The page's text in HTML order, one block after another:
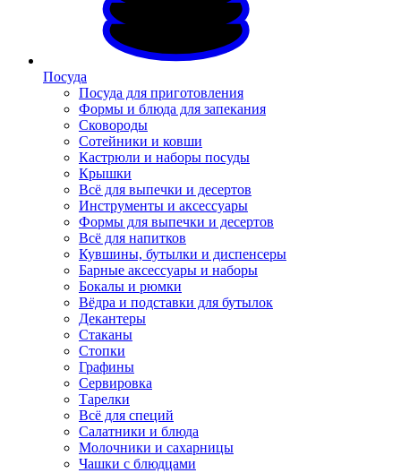
Посуда
Посуда для приготовления
Формы и блюда для запекания
Сковороды
Сотейники и ковши
Кастрюли и наборы посуды
Крышки
Всё для выпечки и десертов
Инструменты и аксессуары
Формы для выпечки и десертов
Всё для напитков
Кувшины, бутылки и диспенсеры
Барные аксессуары и наборы
Бокалы и рюмки
Вёдра и подставки для бутылок
Декантеры
Стаканы
Стопки
Графины
Сервировка
Тарелки
Всё для специй
Салатники и блюда
Молочники и сахарницы
Чашки с блюдцами